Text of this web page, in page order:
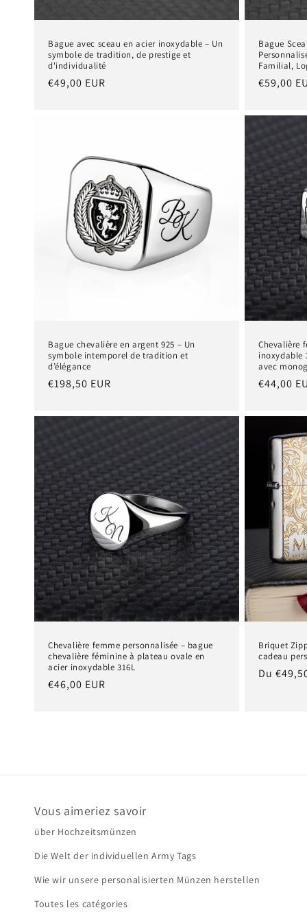
Bague avec sceau en acier inoxydable – Un
symbole de tradition, de prestige et
d'individualité
Prix
€49,00 EUR
Bague
Familial,
Prix
€59,00
Bague chevalière en argent 925 – Un
symbole intemporel de tradition et
d’élégance
Prix
€198,50 EUR
Chevalière
inoxydable
avec
Prix
€44,00
Chevalière femme personnalisée – bague
chevalière féminine à plateau ovale en
acier inoxydable 316L
Prix
€46,00 EUR
Briquet
cadeau
Prix
Du
Vous aimeriez savoir
über Hochzeitsmünzen
Die Welt der individuellen Army Tags
Wie wir unsere personalisierten Münzen herstellen
Toutes les catégories